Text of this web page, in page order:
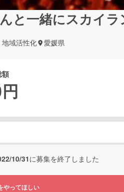
と一緒にスカイラ
域活性化 愛媛県
額
円
10/31に募集を終了しました
やってほしい